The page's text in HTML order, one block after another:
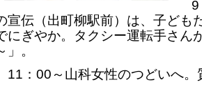
9
宣伝（出町柳駅前）は、子ども
にぎやか。タクシー運転手さん
」。
11：00～山科女性のつどいへ